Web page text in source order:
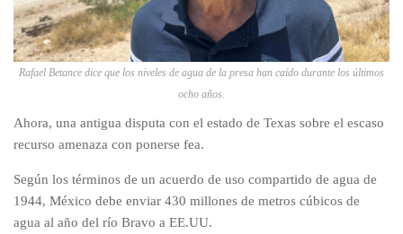
Rafael Betance dice que los niveles de agua de la presa han caído durante los últimos
ocho años.
Ahora, una antigua disputa con el estado de Texas sobre el escaso
recurso amenaza con ponerse fea.
Según los términos de un acuerdo de uso compartido de agua de
1944, México debe enviar 430 millones de metros cúbicos de
agua al año del río Bravo a EE.UU.